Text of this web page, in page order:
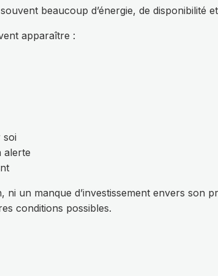
beaucoup d’énergie, de disponibilité
apparaître :
soi
alerte
ni un manque d’investissement envers
conditions possibles.